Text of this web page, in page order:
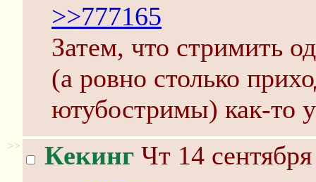
>>777165
Затем, что стримить
(а ровно столько
ютубостримы) как-то
>> Кекинг Чт 14